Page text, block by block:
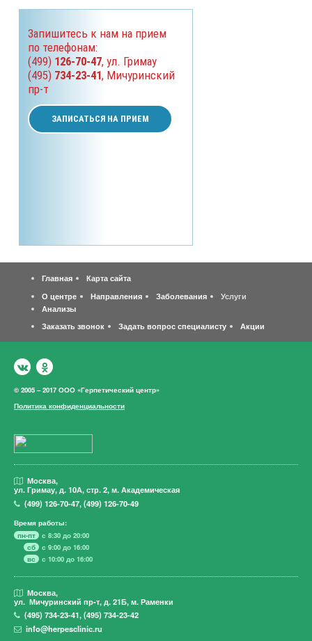
Запишитесь к нам на прием
по телефонам:
(499) 126-70-47, ул. Гримау
(495) 734-23-41, Мичуринский
пр-т
ЗАПИСАТЬСЯ НА ПРИЕМ
Главная
Карта сайта
О центре
Направления Заболевания
Услуги
Анализы
Заказать звонок
Задать вопрос специалисту Акции
© 2005 – 2017 ООО «Герпетический центр»
Политика конфиденциальности
Москва,
ул. Гримау,д. 10А, стр. 2, м. Академическая
(499)126-70-47,(499)126-70-49
Время работы:
пн-пт
с 8:30 до 20:00
сб
с 9:00 до 16:00
вс
с 10:00 до 16:00
Москва,
ул. Мичуринский пр-т, д. 21Б, м. Раменки
(495)734-23-41,(495)734-23-42
info@herpesclinic.ru